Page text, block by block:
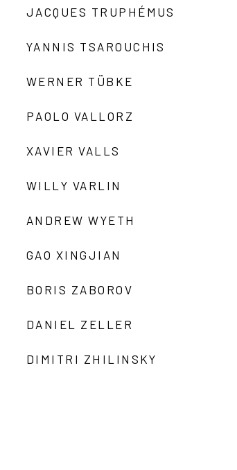
JACQUES TRUPHÉMUS
YANNIS TSAROUCHIS
WERNER TÜBKE
PAOLO VALLORZ
XAVIER VALLS
WILLY VARLIN
ANDREW WYETH
GAO XINGJIAN
BORIS ZABOROV
DANIEL ZELLER
DIMITRI ZHILINSKY